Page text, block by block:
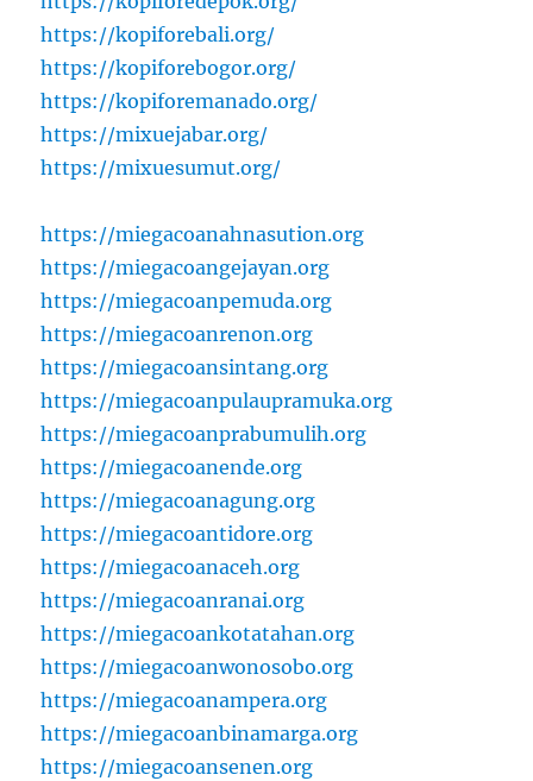
https://kopiforebali.org/
https://kopiforebogor.org/
https://kopiforemanado.org/
https://mixuejabar.org/
https://mixuesumut.org/
https://miegacoanahnasution.org
https://miegacoangejayan.org
https://miegacoanpemuda.org
https://miegacoanrenon.org
https://miegacoansintang.org
https://miegacoanpulaupramuka.org
https://miegacoanprabumulih.org
https://miegacoanende.org
https://miegacoanagung.org
https://miegacoantidore.org
https://miegacoanaceh.org
https://miegacoanranai.org
https://miegacoankotatahan.org
https://miegacoanwonosobo.org
https://miegacoanampera.org
https://miegacoanbinamarga.org
https://miegacoansenen.org